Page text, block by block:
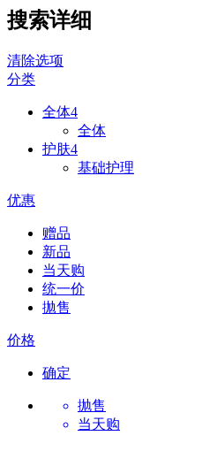
搜索详细
清除选项
分类
全体4
全体
护肤4
基础护理
优惠
赠品
新品
当天购
统一价
拋售
价格
确定
抛售
当天购